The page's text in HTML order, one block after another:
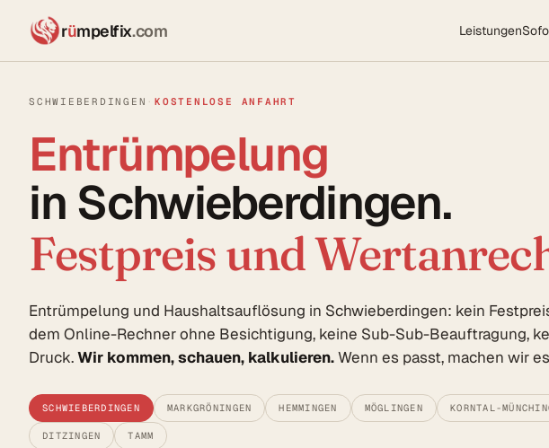
rümpelfix.com Leistungen
SCHWIEBERDINGEN ·KOSTENLOSE ANFAHRT
Entrümpelung
in Schwieberdingen.
Festpreis und
Entrümpelung und Haushaltsauflösung in Schwieberdingen: kein
dem Online-Rechner ohne Besichtigung, keine Sub-Sub-Beauftragung,
Druck.Wir kommen, schauen, kalkulieren.Wenn es passt, machen wir
SCHWIEBERDINGEN MARKGRÖNINGEN HEMMINGEN MÖGLINGEN KORNTAL-
DITZINGEN TAMM